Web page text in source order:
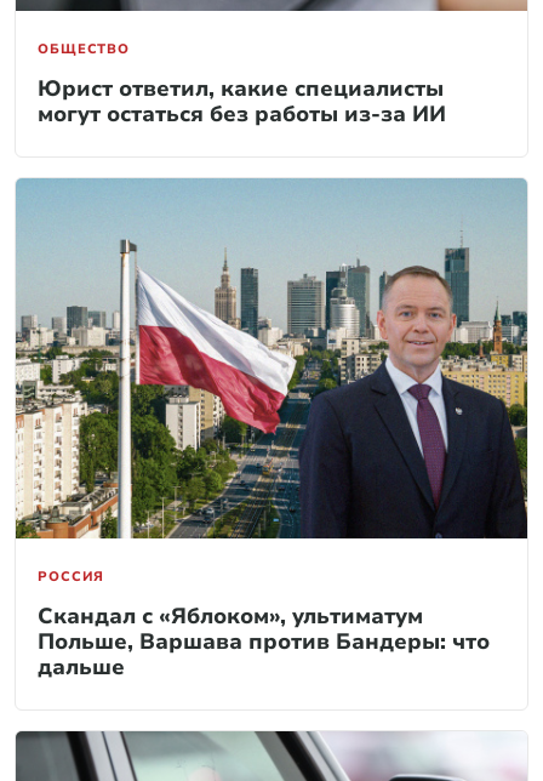
ОБЩЕСТВО
Юрист ответил, какие специалисты
могут остаться без работы из-за ИИ
РОССИЯ
Скандал с «Яблоком», ультиматум
Польше, Варшава против Бандеры: что
дальше